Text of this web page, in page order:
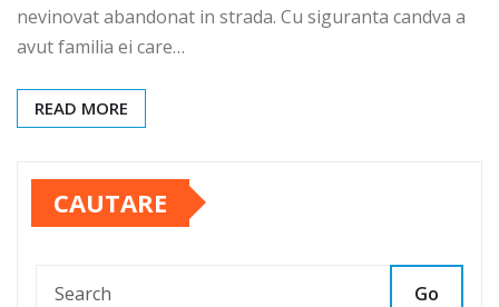
nevinovat abandonat in strada. Cu siguranta candva a
avut familia ei care…
READ MORE
CAUTARE
Go